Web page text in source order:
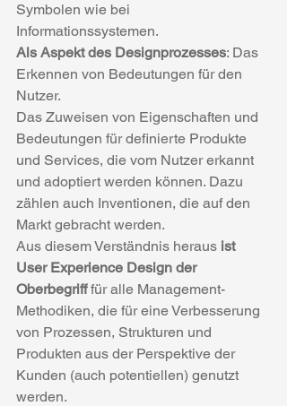
Symbolen wie bei
Informationssystemen.
Als Aspekt des Designprozesses: Das
Erkennen von Bedeutungen für den
Nutzer.
Das Zuweisen von Eigenschaften und
Bedeutungen für definierte Produkte
und Services, die vom Nutzer erkannt
und adoptiert werden können. Dazu
zählen auch Inventionen, die auf den
Markt gebracht werden.
Aus diesem Verständnis heraus ist
User Experience Design der
Oberbegriff für alle Management-
Methodiken, die für eine Verbesserung
von Prozessen, Strukturen und
Produkten aus der Perspektive der
Kunden (auch potentiellen) genutzt
werden.